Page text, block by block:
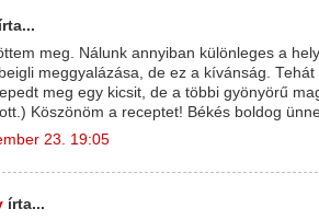
írta...
meg. Nálunk annyiban különleges a
meggyalázása, de ez a kívánság.
meg egy kicsit, de a többi gyönyörű
Köszönöm a receptet! Békés boldog
23. 19:05
írta...